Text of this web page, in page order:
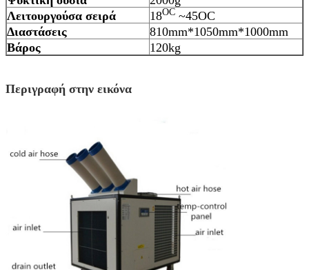
Λειτουργούσα σειρά
18OC ~45OC
Διαστάσεις
810mm*1050mm*1000mm
Βάρος
120kg
Περιγραφή στην εικόνα